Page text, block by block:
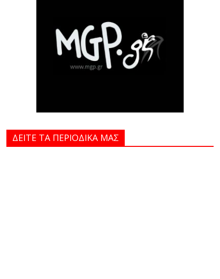
ΔΕΙΤΕ ΤΑ ΠΕΡΙΟΔΙΚΑ MAΣ